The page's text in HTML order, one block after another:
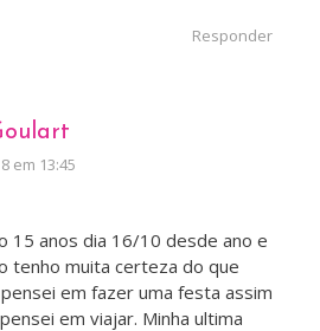
Responder
em 13:45
15 anos dia 16/10 desde ano e
tenho muita certeza do que
pensei em fazer uma festa assim
em viajar. Minha ultima